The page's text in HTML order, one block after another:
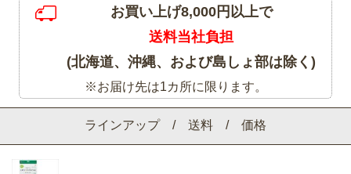
ラインアップ / 送料 / 価格
お買い上げ8,000円以上で
送料当社負担
(北海道、沖縄、および島しょ部は除く)
※お届け先は1カ所に限ります。